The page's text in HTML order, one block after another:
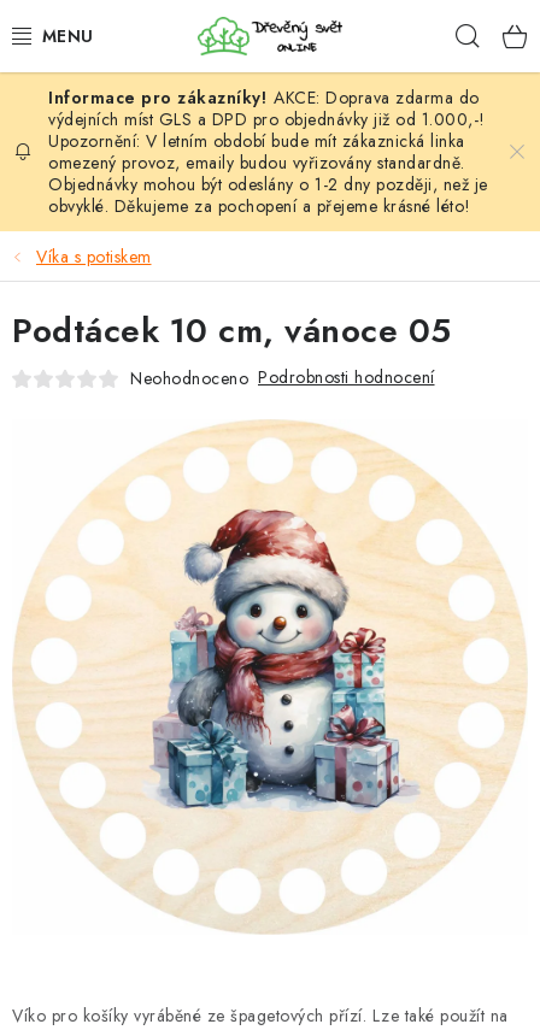
na
HÁČKOVÁNÍ
VYPLÉTÁNÍ
PŘÍZE
GALANTERIE A LÁTKY
DÁRKY
VELKOOBCHOD
Doprava a platba Vrácení zboží a reklamace
Časté otázky
Kontakt
Moje objednávka
Obchodní podmínky
Ochrana osobních údajů
Hodnocení obchodu
Oblíbené produkty
Věrnostní program
AKCE: Doprava zdarma do
výdejních míst GLS a DPD pro objednávky již od 1.000,-!
Upozornění: V letním období bude mít zákaznická linka
omezený provoz, emaily budou vyřizovány standardně.
Objednávky mohou být odeslány o 1-2 dny později, než je
obvyklé. Děkujeme za pochopení a přejeme krásné léto!
Víka s potiskem
Víko pro košíky vyráběné ze špagetových přízí. Lze také použít na
Podtácek 10 cm, vánoce 05
Neohodnoceno Podrobnosti hodnocení